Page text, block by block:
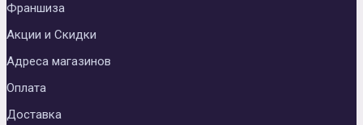
Франшиза
Акции и Скидки
Адреса магазинов
Оплата
Доставка